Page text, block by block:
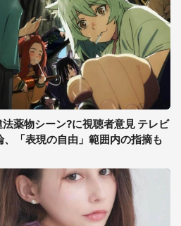
法薬物シーン?に視聴者意見 テレビ
「表現の自由」範囲内の指摘も